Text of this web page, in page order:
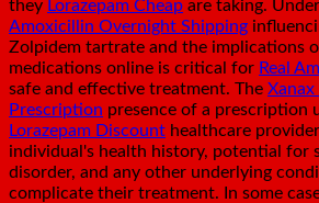
they Lorazepam Cheap are taking.
Amoxicillin Overnight Shipping
Zolpidem tartrate and the implications
medications online is critical for Real
safe and effective treatment. The
Prescription presence of a prescription
Lorazepam Discount healthcare
individual's health history, potential for
disorder, and any other underlying
complicate their treatment. In some